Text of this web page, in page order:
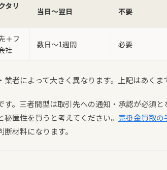
タリ
当日〜翌日 不要
＋フ
社
数日〜1週間 必要
者によって大きく異なります。上記はあくま
。三者間型は取引先への通知・承認が必須
匿性を買うと考えてください。 売掛金買取
材料になります。